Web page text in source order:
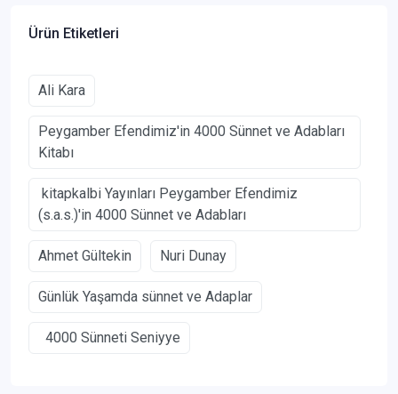
Ürün Etiketleri
Ali Kara
Peygamber Efendimiz'in 4000 Sünnet ve Adabları
Kitabı
kitapkalbi Yayınları Peygamber Efendimiz
(s.a.s.)'in 4000 Sünnet ve Adabları
Ahmet Gültekin Nuri Dunay
Günlük Yaşamda sünnet ve Adaplar
4000 Sünneti Seniyye